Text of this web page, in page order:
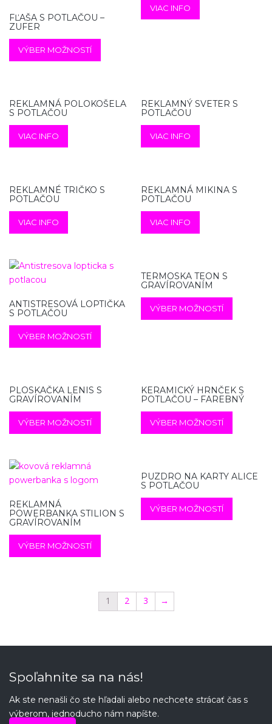
FĽAŠA S POTLAČOU –
ZUFER
VÝBER MOŽNOSTÍ
VIAC INFO
REKLAMNÁ POLOKOŠELA
S POTLAČOU
VIAC INFO
REKLAMNÝ SVETER S
POTLAČOU
VIAC INFO
REKLAMNÉ TRIČKO S
POTLAČOU
VIAC INFO
REKLAMNÁ MIKINA S
POTLAČOU
VIAC INFO
ANTISTRESOVÁ LOPTIČKA
S POTLAČOU
VÝBER MOŽNOSTÍ
TERMOSKA TEON S
GRAVÍROVANÍM
VÝBER MOŽNOSTÍ
PLOSKAČKA LENIS S
GRAVÍROVANÍM
VÝBER MOŽNOSTÍ
KERAMICKÝ HRNČEK S
POTLAČOU – FAREBNÝ
VÝBER MOŽNOSTÍ
REKLAMNÁ
POWERBANKA STILION S
GRAVÍROVANÍM
VÝBER MOŽNOSTÍ
PUZDRO NA KARTY ALICE
S POTLAČOU
VÝBER MOŽNOSTÍ
1 2 3 →
Spoľahnite sa na nás!
Ak ste nenašli čo ste hľadali alebo nechcete strácať čas s
výberom, jednoducho nám napíšte.